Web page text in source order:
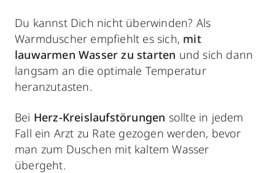
Du kannst Dich nicht überwinden? Als
Warmduscher empfiehlt es sich, mit
lauwarmen Wasser zu starten und sich dann
langsam an die optimale Temperatur
heranzutasten.
Bei Herz-Kreislaufstörungen sollte in jedem
Fall ein Arzt zu Rate gezogen werden, bevor
man zum Duschen mit kaltem Wasser
übergeht.